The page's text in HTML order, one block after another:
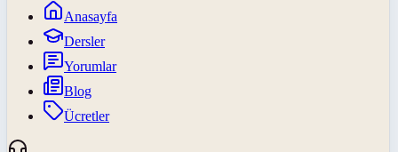
Anasayfa
Dersler
Yorumlar
Blog
Ücretler